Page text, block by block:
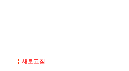
새로고침